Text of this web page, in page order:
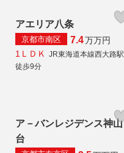
アエリア八条
京都市南区 7.4万万円
1ＬＤＫ JR東海道本線西大路駅
徒歩9分
ア－バンレジデンス神山
台